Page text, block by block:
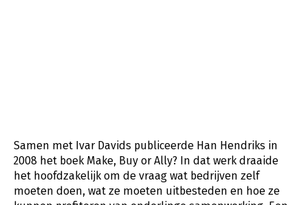
Samen met Ivar Davids publiceerde Han Hendriks in
2008 het boek Make, Buy or Ally? In dat werk draaide
het hoofdzakelijk om de vraag wat bedrijven zelf
moeten doen, wat ze moeten uitbesteden en hoe ze